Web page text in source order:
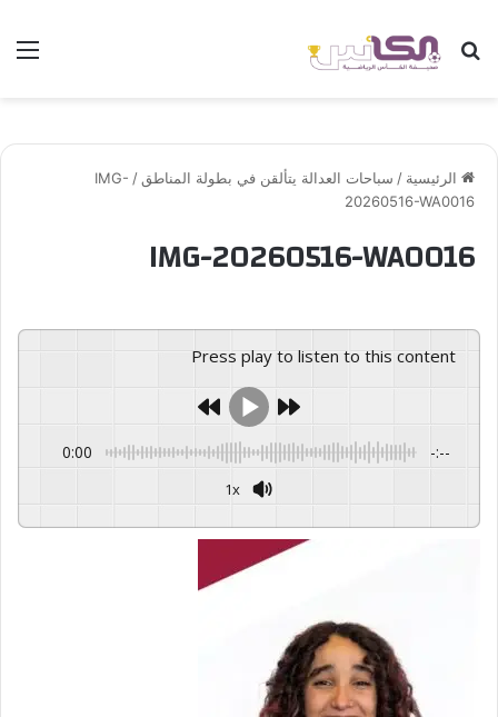
بحث عن
الرئيسية / سباحات العدالة يتألقن في بطولة المناطق /
IMG-
20260516-WA0016
IMG-20260516-WA0016
Press play to listen to this content
0:00 -:--
1x